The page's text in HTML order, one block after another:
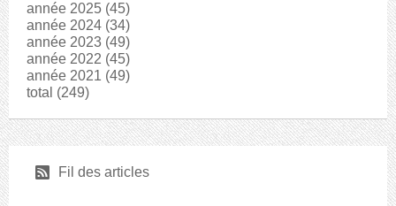
année 2025 (45)
année 2024 (34)
année 2023 (49)
année 2022 (45)
année 2021 (49)
total (249)
r Fil des articles